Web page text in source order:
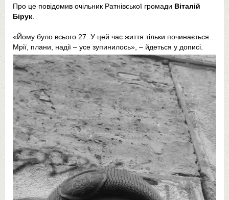
Про це повідомив очільник Ратнівської громади Віталій
Бірук
«Йому було всього 27. У цей час життя тільки починається…
Мрії, плани, надії – усе зупинилось», – йдеться у дописі.